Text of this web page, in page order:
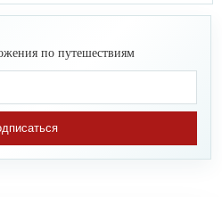
по путешествиям